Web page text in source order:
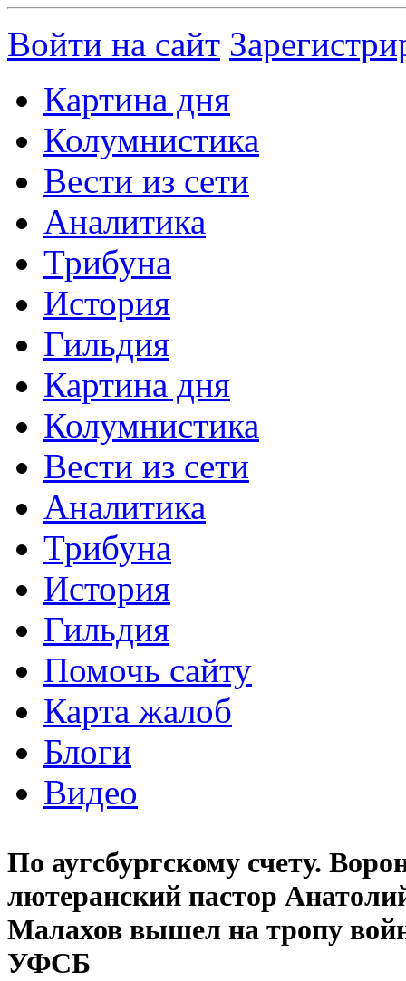
Войти на сайт
Картина дня
Колумнистика
Вести из сети
Аналитика
Трибуна
История
Гильдия
Картина дня
Колумнистика
Вести из сети
Аналитика
Трибуна
История
Гильдия
Помочь сайту
Карта жалоб
Блоги
Видео
По аугсбургскому счету.
лютеранский пастор
Малахов вышел на тропу
УФСБ